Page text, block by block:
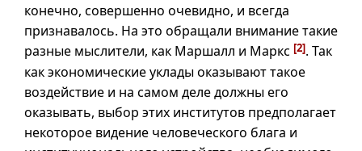
конечно, совершенно очевидно, и всегда
признавалось. На это обращали внимание такие
разные мыслители, как Маршалл и Маркс [2]. Так
как экономические уклады оказывают такое
воздействие и на самом деле должны его
оказывать, выбор этих институтов предполагает
некоторое видение человеческого блага и